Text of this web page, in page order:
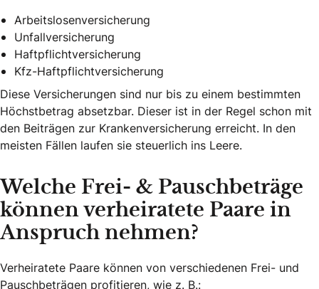
Arbeitslosenversicherung
Unfallversicherung
Haftpflichtversicherung
Kfz-Haftpflichtversicherung
Diese Versicherungen sind nur bis zu einem bestimmten
Höchstbetrag absetzbar. Dieser ist in der Regel schon mit
den Beiträgen zur Krankenversicherung erreicht. In den
meisten Fällen laufen sie steuerlich ins Leere.
Welche Frei- & Pauschbeträge
können verheiratete Paare in
Anspruch nehmen?
Verheiratete Paare können von verschiedenen Frei- und
Pauschbeträgen profitieren, wie z. B.: